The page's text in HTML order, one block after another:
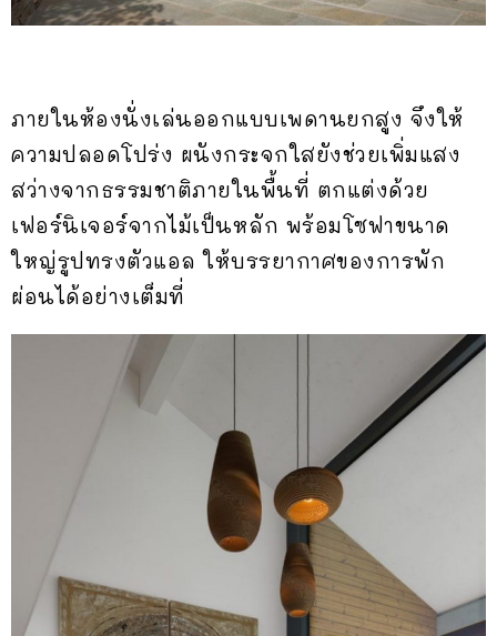
ภายในห้องนั่งเล่นออกแบบเพดานยกสูง จึงให้
ความปลอดโปร่ง ผนังกระจกใสยังช่วยเพิ่มแสง
สว่างจากธรรมชาติภายในพื้นที่ ตกแต่งด้วย
เฟอร์นิเจอร์จากไม้เป็นหลัก พร้อมโซฟาขนาด
ใหญ่รูปทรงตัวแอล ให้บรรยากาศของการพัก
ผ่อนได้อย่างเต็มที่